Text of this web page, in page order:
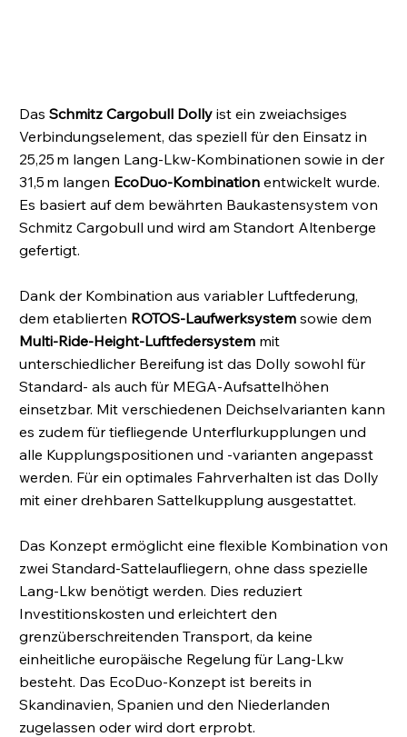
Das Schmitz Cargobull Dollyist ein zweiachsiges
Verbindungselement, das speziell für den Einsatz in
25,25 m langen Lang-Lkw-Kombinationen sowie in der
31,5 m langen EcoDuo-Kombinationentwickelt wurde.
Es basiert auf dem bewährten Baukastensystem von
Schmitz Cargobull und wird am Standort Altenberge
gefertigt.
Dank der Kombination aus variabler Luftfederung,
dem etablierten ROTOS-Laufwerksystemsowie dem
Multi-Ride-Height-Luftfedersystemmit
unterschiedlicher Bereifung ist das Dolly sowohl für
Standard- als auch für MEGA-Aufsattelhöhen
einsetzbar. Mit verschiedenen Deichselvarianten kann
es zudem für tiefliegende Unterflurkupplungen und
alle Kupplungspositionen und -varianten angepasst
werden. Für ein optimales Fahrverhalten ist das Dolly
mit einer drehbaren Sattelkupplung ausgestattet.
Das Konzept ermöglicht eine flexible Kombination von
zwei Standard-Sattelaufliegern, ohne dass spezielle
Lang-Lkw benötigt werden. Dies reduziert
Investitionskosten und erleichtert den
grenzüberschreitenden Transport, da keine
einheitliche europäische Regelung für Lang-Lkw
besteht. Das EcoDuo-Konzept ist bereits in
Skandinavien, Spanien und den Niederlanden
zugelassen oder wird dort erprobt.